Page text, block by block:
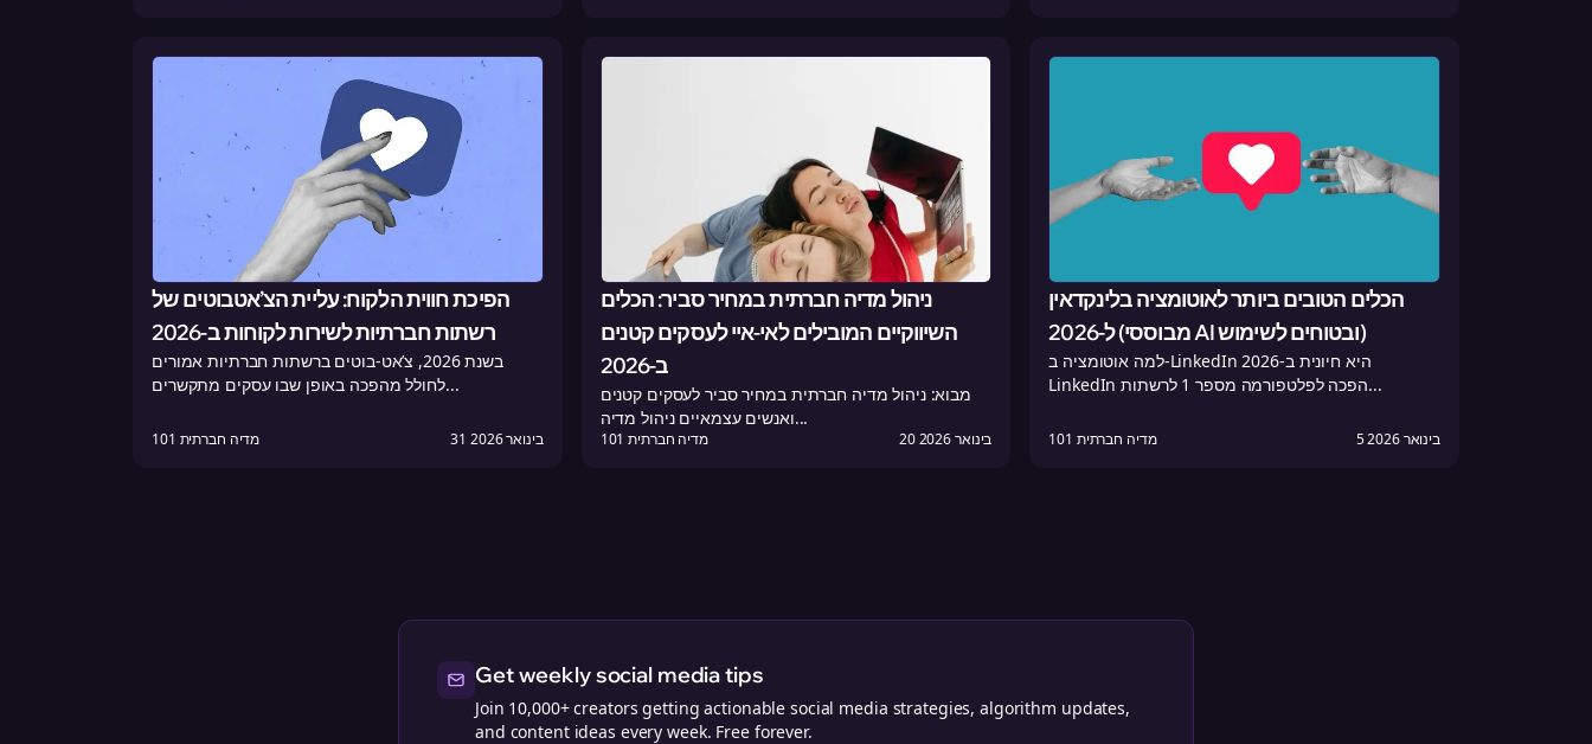
הפיכת חווית הלקוח: עליית הצ’אטבוטים של
רשתות חברתיות לשירות לקוחות ב-2026
בשנת 2026, צ’אט-בוטים ברשתות חברתיות אמורים
לחולל מהפכה באופן שבו עסקים מתקשרים...
101 מדיה חברתית 31 בינואר 2026
ניהול מדיה חברתית במחיר סביר: הכלים
השיווקיים המובילים לאי-איי לעסקים קטנים
ב-2026
מבוא: ניהול מדיה חברתית במחיר סביר לעסקים קטנים
ואנשים עצמאיים ניהול מדיה...
101 מדיה חברתית 20 בינואר 2026
הכלים הטובים ביותר לאוטומציה בלינקדאין
ל-2026 (מבוססי AI ובטוחים לשימוש)
למה אוטומציה ב-LinkedIn היא חיונית ב-2026
LinkedIn הפכה לפלטפורמה מספר 1 לרשתות...
101 מדיה חברתית 5 בינואר 2026
Get weekly social media tips
Join 10,000+ creators getting actionable social media strategies, algorithm updates,
and content ideas every week. Free forever.